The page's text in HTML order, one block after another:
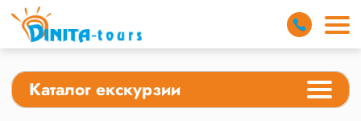
Каталог екскурзии